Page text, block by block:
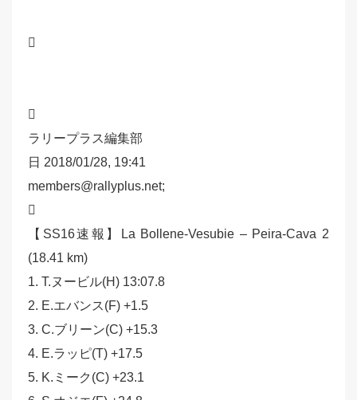


ラリープラス編集部
日 2018/01/28, 19:41
members@rallyplus.net;

【SS16速報】La Bollene-Vesubie – Peira-Cava 2
(18.41 km)
1. T.ヌービル(H) 13:07.8
2. E.エバンス(F) +1.5
3. C.ブリーン(C) +15.3
4. E.ラッピ(T) +17.5
5. K.ミーク(C) +23.1